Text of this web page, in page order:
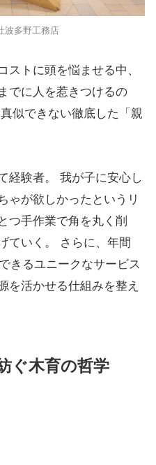
波多野工務店
ストに頭を悩ませる中、
でに人を惹きつけるの
似できない徹底した「親
経験者。 我が子に安心し
ゃが欲しかったというリ
つ手作業で角を丸く削
ていく。 さらに、年間
きるユニークなサービス
を活かせる仕組みを整え
ぐ木育の哲学